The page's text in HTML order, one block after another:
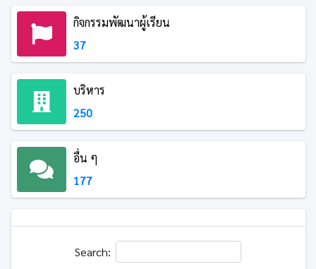
กิจกรรมพัฒนาผู้เรียน
37
บริหาร
250
อื่น ๆ
177
Search: